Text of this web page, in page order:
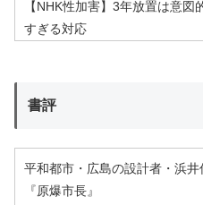
【NHK性加害】3年放置は意図
すぎる対応
書評
平和都市・広島の設計者・浜井
『原爆市長』